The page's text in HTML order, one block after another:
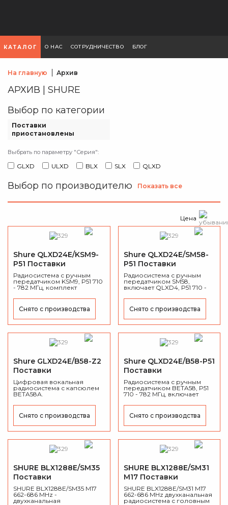
КАТАЛОГ О НАС СОТРУДНИЧЕСТВО БЛОГ
На главную Архив
АРХИВ | SHURE
Выбор по категории
Поставки
приостановлены
Выбрать по параметру "Серия":
GLXD ULXD BLX SLX QLXD
Выбор по производителю Показать все
Цена
Shure QLXD24E/KSM9-
P51 Поставки
приостановлены
Радиосистема с ручным
передатчиком KSM9, P51 710
- 782 МГц, комплект
микрофонный зажим, блок
питания, 2 батарейки типа
АА, две антенны 1/2 волны, 2
кабеля BNC, сумка на
молнии, 2 адаптера BNC,
Снято с производства
Shure QLXD24E/SM58-
P51 Поставки
приостановлены
Радиосистема с ручным
передатчиком SM58,
включает QLXD4, P51 710 -
зажим, блок питания, 2
батарейки типа АА, две
антенны 1/2 волны, 2 кабеля
BNC, сумка на молнии, 2
адаптера BNC, комплект
Снято с производства
Shure GLXD24E/B58-Z2
Поставки
приостановлены
Цифровая вокальная
радиосистема с капсюлем
BETA58А.
Снято с производства
Shure QLXD24E/B58-P51
Поставки
приостановлены
Радиосистема с ручным
передатчиком BETA58, P51
710 - 782 МГц, включает
зажим, блок питания, 2
батарейки типа АА, две
антенны 1/2 волны, 2 кабеля
BNC, сумка на молнии, 2
адаптера BNC, комплект
Снято с производства
SHURE BLX1288E/SM35
Поставки
приостановлены
SHURE BLX1288E/SM35 M17
662-686 MHz -
двухканальная
SHURE BLX1288E/SM31
M17 Поставки
приостановлены
SHURE BLX1288E/SM31 M17
662-686 MHz двухканальная
радиосистема с головным